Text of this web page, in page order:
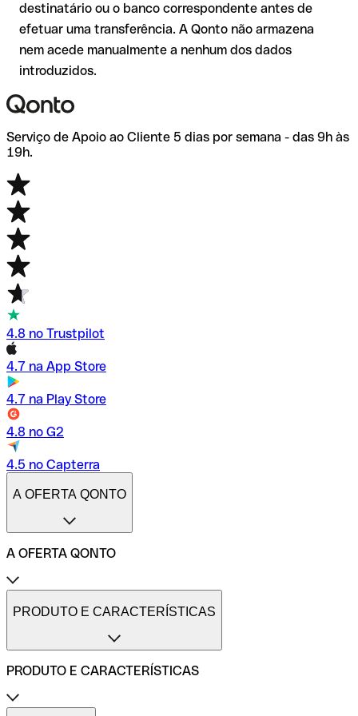
elevados ou em novas relações comerciais.
destinatário ou o banco correspondente antes de
efetuar uma transferência. A Qonto não armazena
nem acede manualmente a nenhum dos dados
introduzidos.
Serviço de Apoio ao Cliente 5 dias por semana - das 9h às
19h.
4.8 no Trustpilot
4.7 na App Store
4.7 na Play Store
4.8 no G2
4.5 no Capterra
A OFERTA QONTO
A OFERTA QONTO
Conta profissional online
Conta profissional para pequenas empresas
Métodos de pagamento
Transferências imediatas
PRODUTO E CARACTERÍSTICAS
PRODUTO E CARACTERÍSTICAS